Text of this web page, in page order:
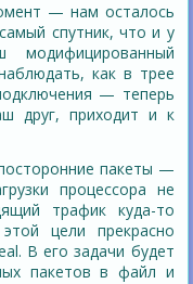
— нам осталось
спутник, что и у
модифицированный
как в трее
— теперь
друг, приходит и к
пакеты —
процессора не
трафик куда-то
цели прекрасно
В его задачи будет
пакетов в файл и